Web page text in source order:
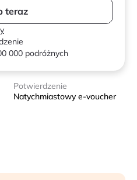
teraz
000 podróżnych
Potwierdzenie
Natychmiastowy e-voucher